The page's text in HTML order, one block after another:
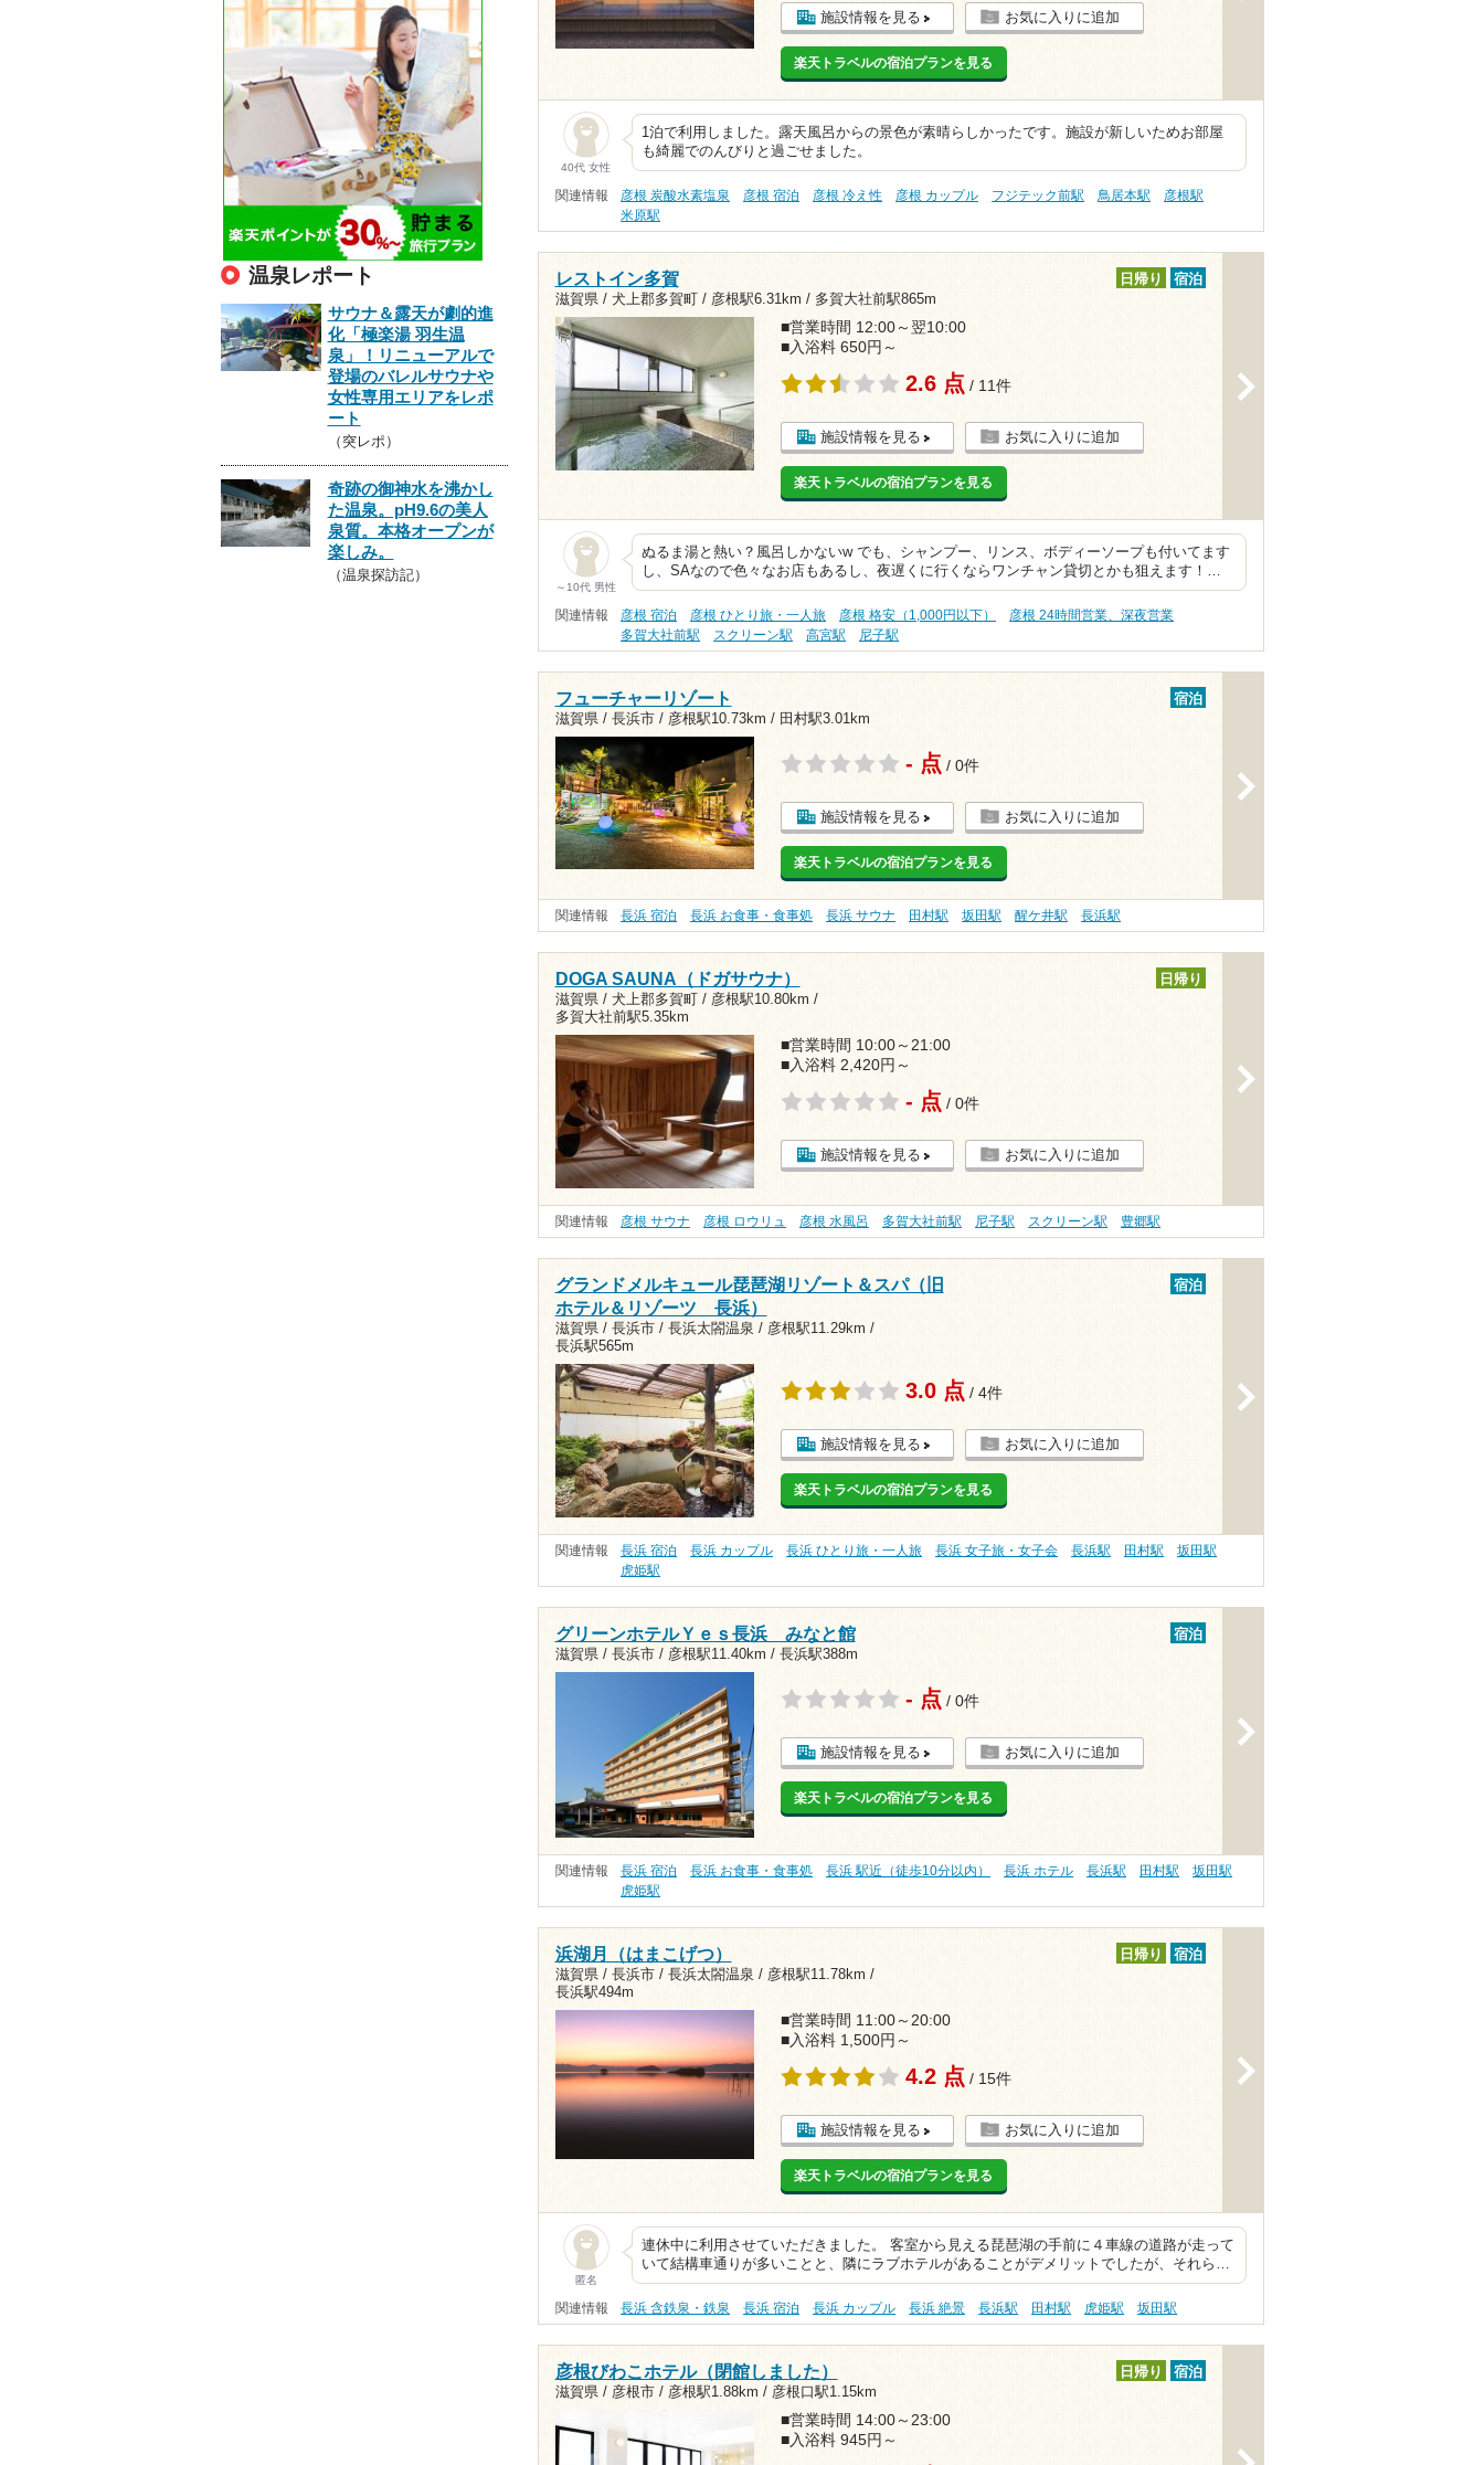
施設情報を見る お気に入りに追加
楽天トラベルの宿泊プランを見る
40代 女性
1泊で利用しました。露天風呂からの景色が素晴らしかったです。施設が新しいためお部屋
も綺麗でのんびりと過ごせました。
関連情報 彦根 炭酸水素塩泉 彦根 宿泊 彦根 冷え性 彦根 カップル フジテック前駅 鳥居本駅
彦根駅
米原駅
レストイン多賀
滋賀県 / 犬上郡多賀町 / 彦根駅6.31km / 多賀大社前駅865m
日帰り 宿泊
■営業時間 12:00～翌10:00
■入浴料 650円～
2.6 点 / 11件
施設情報を見る お気に入りに追加
楽天トラベルの宿泊プランを見る
～10代 男性
ぬるま湯と熱い？風呂しかないw でも、シャンプー、リンス、ボディーソープも付いてます
し、SAなので色々なお店もあるし、夜遅くに行くならワンチャン貸切とかも狙えます！…
関連情報 彦根 宿泊 彦根 ひとり旅・一人旅 彦根 格安（1,000円以下）
彦根 24時間営業、深夜営業
多賀大社前駅
スクリーン駅 高宮駅 尼子駅
フューチャーリゾート
滋賀県 / 長浜市 / 彦根駅10.73km / 田村駅3.01km
宿泊
- 点 / 0件
施設情報を見る お気に入りに追加
楽天トラベルの宿泊プランを見る
関連情報 長浜 宿泊 長浜 お食事・食事処 長浜 サウナ 田村駅 坂田駅 醒ケ井駅 長浜駅
DOGA SAUNA（ドガサウナ）
滋賀県 / 犬上郡多賀町 / 彦根駅10.80km /
多賀大社前駅5.35km
日帰り
■営業時間 10:00～21:00
■入浴料 2,420円～
- 点 / 0件
施設情報を見る お気に入りに追加
関連情報 彦根 サウナ 彦根 ロウリュ 彦根 水風呂 多賀大社前駅 尼子駅 スクリーン駅 豊郷駅
グランドメルキュール琵琶湖リゾート＆スパ（旧
ホテル＆リゾーツ 長浜）
滋賀県 / 長浜市 / 長浜太閤温泉 / 彦根駅11.29km /
長浜駅565m
宿泊
3.0 点 / 4件
施設情報を見る お気に入りに追加
楽天トラベルの宿泊プランを見る
関連情報 長浜 宿泊 長浜 カップル 長浜 ひとり旅・一人旅 長浜 女子旅・女子会 長浜駅 田村駅
坂田駅
虎姫駅
グリーンホテルＹｅｓ長浜 みなと館
滋賀県 / 長浜市 / 彦根駅11.40km / 長浜駅388m
宿泊
- 点 / 0件
施設情報を見る お気に入りに追加
楽天トラベルの宿泊プランを見る
関連情報 長浜 宿泊 長浜 お食事・食事処 長浜 駅近（徒歩10分以内） 長浜 ホテル 長浜駅 田村駅
坂田駅
虎姫駅
浜湖月（はまこげつ）
滋賀県 / 長浜市 / 長浜太閤温泉 / 彦根駅11.78km /
長浜駅494m
日帰り 宿泊
■営業時間 11:00～20:00
■入浴料 1,500円～
4.2 点 / 15件
施設情報を見る お気に入りに追加
楽天トラベルの宿泊プランを見る
匿名
連休中に利用させていただきました。 客室から見える琵琶湖の手前に４車線の道路が走って
いて結構車通りが多いことと、隣にラブホテルがあることがデメリットでしたが、それら…
関連情報 長浜 含鉄泉・鉄泉 長浜 宿泊 長浜 カップル 長浜 絶景 長浜駅 田村駅 虎姫駅 坂田駅
彦根びわこホテル（閉館しました）
滋賀県 / 彦根市 / 彦根駅1.88km / 彦根口駅1.15km
日帰り 宿泊
■営業時間 14:00～23:00
■入浴料 945円～
温泉レポート
サウナ＆露天が劇的進
化「極楽湯 羽生温
泉」！リニューアルで
登場のバレルサウナや
女性専用エリアをレポ
ート
（突レポ）
奇跡の御神水を沸かし
た温泉。pH9.6の美人
泉質。本格オープンが
楽しみ。
（温泉探訪記）